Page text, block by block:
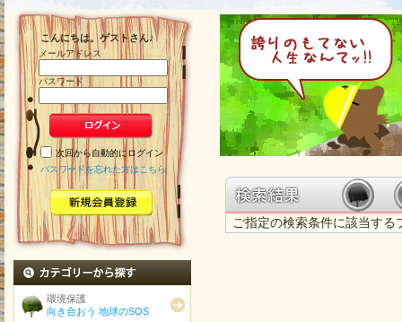
こんにちは。ゲストさん♪
メールアドレス
パスワード
次回から自動的にログイン
パスワードを忘れた方はこちら
環境保護
向き合おう 地球のSOS
ご指定の検索条件に該当す